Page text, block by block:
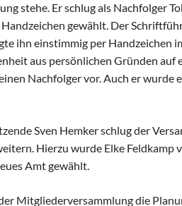
stehe. Er schlug als Nachfolger
gewählt. Der
ihn einstimmig per Handzeichen
aus persönlichen Gründen auf
Nachfolger vor. Auch er wurde
Sven Hemker schlug der
Hierzu wurde Elke Feldkamp
Amt gewählt.
Mitgliederversammlung die